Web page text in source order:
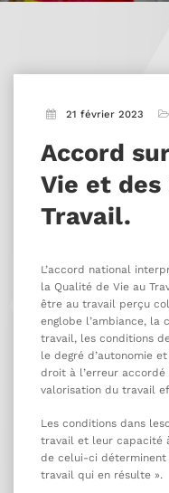
21 février 2023
Accord
Vie et des
Travail.
L’accord national
la Qualité de Vie au
être au travail perçu
englobe l’ambiance, la
travail, les conditions
le degré d’autonomie
droit à l’erreur accordé
valorisation du travail
Les conditions dans
travail et leur capacité
de celui-ci
travail qui en résulte ».